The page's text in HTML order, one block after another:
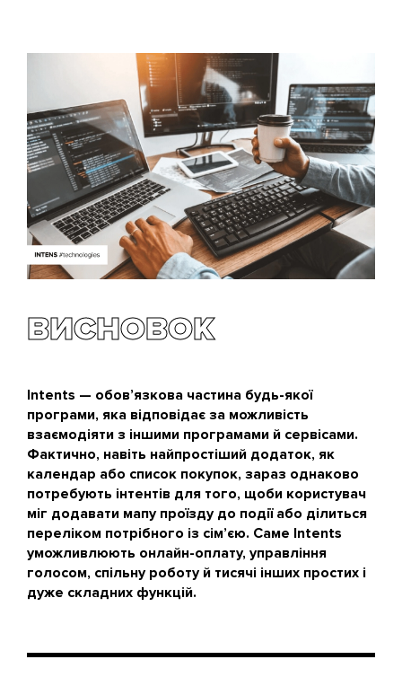
ВИСНОВОК
Intents — обов’язкова частина будь-якої
програми, яка відповідає за можливість
взаємодіяти з іншими програмами й сервісами.
Фактично, навіть найпростіший додаток, як
календар або список покупок, зараз однаково
потребують інтентів для того, щоби користувач
міг додавати мапу проїзду до події або ділиться
переліком потрібного із сім’єю. Саме Intents
уможливлюють онлайн-оплату, управління
голосом, спільну роботу й тисячі інших простих і
дуже складних функцій.